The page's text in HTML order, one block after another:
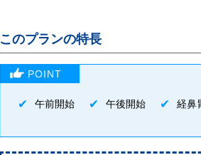
このプランの特長
午前開始 午後開始 経鼻